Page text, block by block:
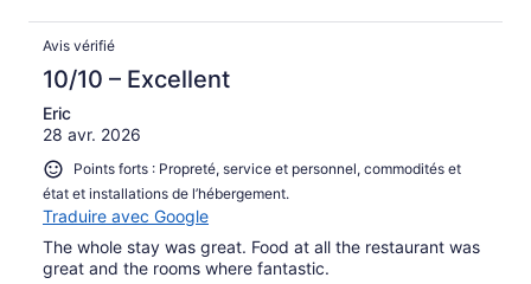
Avis vérifié
10/10 – Excellent
Eric
28 avr. 2026
Points forts : Propreté, service et personnel, commodités et
état et installations de l’hébergement.
Traduire avec Google
The whole stay was great. Food at all the restaurant was
great and the rooms where fantastic.